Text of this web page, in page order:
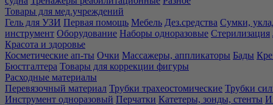
Товары для мед.учреждений
Гель для УЗИ Первая помощь Мебель Дез.средства Сумки,
инструмент Оборудование Наборы одноразовые Стерилизация
Красота и здоровье
Косметические ап-ты Очки Массажеры, аппликаторы Бады
Бюстгалтера Товары для коррекции фигуры
Расходные материалы
Перевязочный материал Трубки трахеостомические Трубки
Инструмент одноразовый Перчатки Катетеры, зонды, стенты